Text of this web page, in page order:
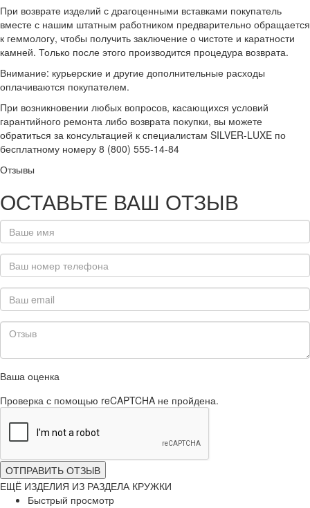
При возврате изделий с драгоценными вставками покупатель
вместе с нашим штатным работником предварительно обращается
к геммологу, чтобы получить заключение о чистоте и каратности
камней. Только после этого производится процедура возврата.
Внимание: курьерские и другие дополнительные расходы
оплачиваются покупателем.
При возникновении любых вопросов, касающихся условий
гарантийного ремонта либо возврата покупки, вы можете
обратиться за консультацией к специалистам SILVER-LUXE по
бесплатному номеру 8 (800) 555-14-84
Отзывы
ОСТАВЬТЕ ВАШ ОТЗЫВ
Ваша оценка
Проверка с помощью reCAPTCHA не пройдена.
ОТПРАВИТЬ ОТЗЫВ
ЕЩЁ ИЗДЕЛИЯ ИЗ РАЗДЕЛА КРУЖКИ
Быстрый просмотр